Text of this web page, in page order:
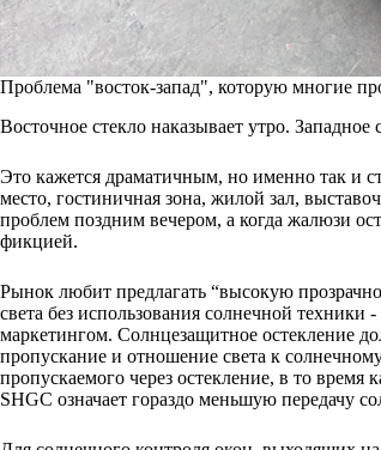
Проблема "восток-запад", которую многие
Восточное стекло наказывает утро.
Это кажется драматичным, но именно так и
место, гостиничная зона, жилой зал,
проблем поздним вечером, а когда жалюзи
фикцией.
Рынок любит предлагать “высокую
света без использования солнечной техники
маркетингом. Солнцезащитное остекление
пропускание и отношение света к
пропускаемого через остекление, в то
SHGC означает гораздо меньшую передачу